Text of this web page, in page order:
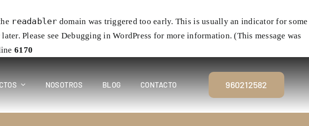
readabler domain was triggered too early. This is usually an indicator for some
Please see Debugging in WordPress for more information. (This message was
6170
NOSOTROS BLOG CONTACTO 960212582